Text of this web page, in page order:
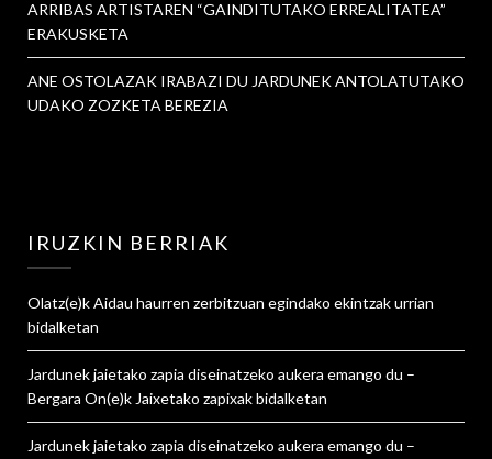
ARRIBAS ARTISTAREN “GAINDITUTAKO ERREALITATEA”
ERAKUSKETA
ANE OSTOLAZAK IRABAZI DU JARDUNEK ANTOLATUTAKO
UDAKO ZOZKETA BEREZIA
IRUZKIN BERRIAK
Olatz(e)kAidau haurren zerbitzuan egindako ekintzak urrian
bidalketan
Jardunek jaietako zapia diseinatzeko aukera emango du –
Bergara On(e)k Jaixetako zapixakbidalketan
Jardunek jaietako zapia diseinatzeko aukera emango du –